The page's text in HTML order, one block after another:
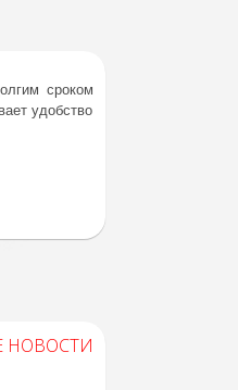
сроком
удобство
НОВОСТИ